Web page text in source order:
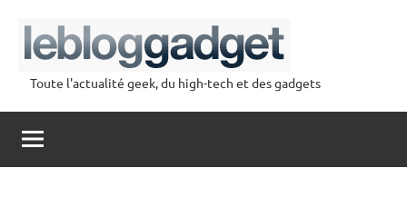
contenu
lebloggadget
Toute l'actualité geek, du high-tech et des gadgets